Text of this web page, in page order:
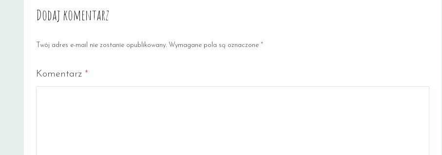
Dodaj komentarz
Twój adres e-mail nie zostanie opublikowany. Wymagane pola są oznaczone *
Komentarz *